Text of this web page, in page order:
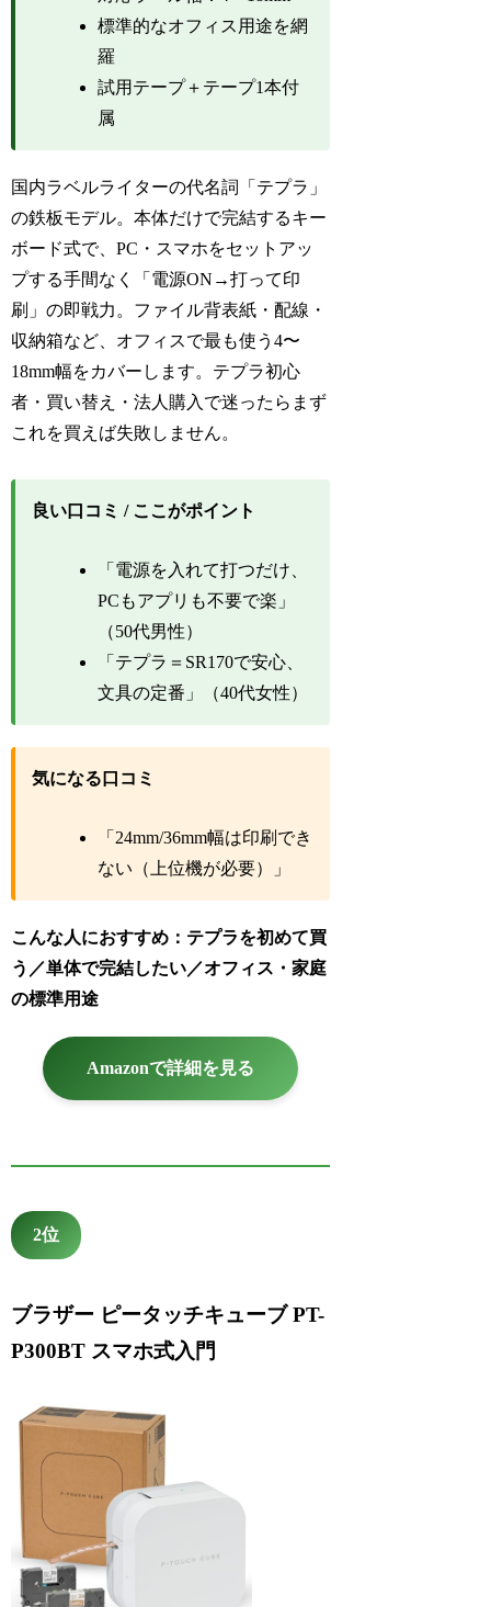
標準的なオフィス用途を網
羅
試用テープ＋テープ1本付
属
国内ラベルライターの代名詞「テプラ」
の鉄板モデル。本体だけで完結するキー
ボード式で、PC・スマホをセットアッ
プする手間なく「電源ON→打って印
刷」の即戦力。ファイル背表紙・配線・
収納箱など、オフィスで最も使う4〜
18mm幅をカバーします。テプラ初心
者・買い替え・法人購入で迷ったらまず
これを買えば失敗しません。
良い口コミ / ここがポイント
「電源を入れて打つだけ、
PCもアプリも不要で楽」
（50代男性）
「テプラ＝SR170で安心、
文具の定番」（40代女性）
気になる口コミ
「24mm/36mm幅は印刷でき
ない（上位機が必要）」
こんな人におすすめ：テプラを初めて買
う／単体で完結したい／オフィス・家庭
の標準用途
Amazonで詳細を見る
2位
ブラザー ピータッチキューブ PT-
P300BT スマホ式入門